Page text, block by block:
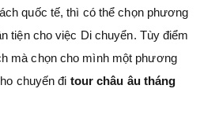
quốc tế, thì có thể chọn phương
tiện cho việc Di chuyển. Tùy điểm
mà chọn cho mình một phương
chuyến đi tour châu âu tháng